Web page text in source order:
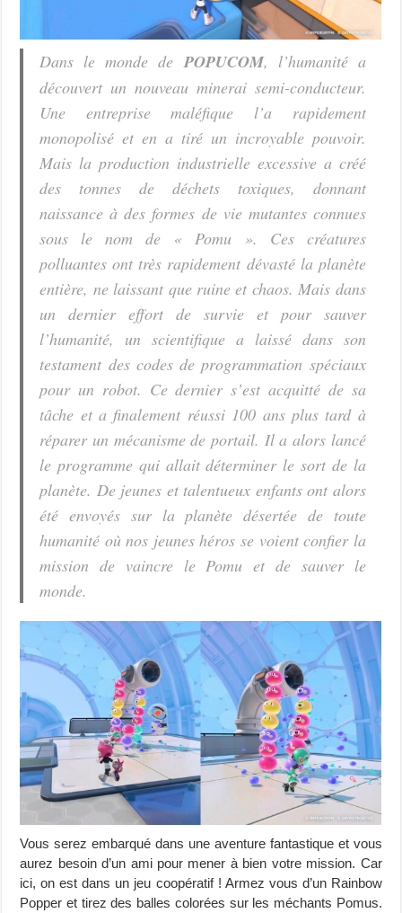
Dans le monde dePOPUCOM, l’humanité a
découvert un nouveau minerai semi-conducteur.
Une entreprise maléfique l’a rapidement
monopolisé et en a tiré un incroyable pouvoir.
Mais la production industrielle excessive a créé
des tonnes de déchets toxiques, donnant
naissance à des formes de vie mutantes connues
sous le nom de « Pomu ». Ces créatures
polluantes ont très rapidement dévasté la planète
entière, ne laissant que ruine et chaos. Mais dans
un dernier effort de survie et pour sauver
l’humanité, un scientifique a laissé dans son
testament des codes de programmation spéciaux
pour un robot. Ce dernier s’est acquitté de sa
tâche et a finalement réussi 100 ans plus tard à
réparer un mécanisme de portail. Il a alors lancé
le programme qui allait déterminer le sort de la
planète. De jeunes et talentueux enfants ont alors
été envoyés sur la planète désertée de toute
humanité où nos jeunes héros se voient confier la
mission de vaincre le Pomu et de sauver le
monde.
Vous serez embarqué dans une aventure fantastique et vous
aurez besoin d’un ami pour mener à bien votre mission. Car
ici, on est dans un jeu coopératif ! Armez vous d’un Rainbow
Popper et tirez des balles colorées sur les méchants Pomus.